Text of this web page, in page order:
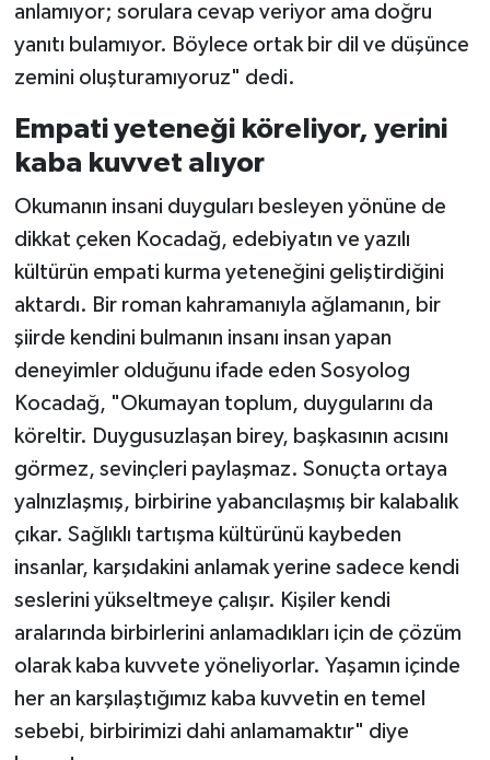
anlamıyor; sorulara cevap veriyor ama doğru
yanıtı bulamıyor. Böylece ortak bir dil ve düşünce
zemini oluşturamıyoruz" dedi.
Empati yeteneği köreliyor, yerini
kaba kuvvet alıyor
Okumanın insani duyguları besleyen yönüne de
dikkat çeken Kocadağ, edebiyatın ve yazılı
kültürün empati kurma yeteneğini geliştirdiğini
aktardı. Bir roman kahramanıyla ağlamanın, bir
şiirde kendini bulmanın insanı insan yapan
deneyimler olduğunu ifade eden Sosyolog
Kocadağ, "Okumayan toplum, duygularını da
köreltir. Duygusuzlaşan birey, başkasının acısını
görmez, sevinçleri paylaşmaz. Sonuçta ortaya
yalnızlaşmış, birbirine yabancılaşmış bir kalabalık
çıkar. Sağlıklı tartışma kültürünü kaybeden
insanlar, karşıdakini anlamak yerine sadece kendi
seslerini yükseltmeye çalışır. Kişiler kendi
aralarında birbirlerini anlamadıkları için de çözüm
olarak kaba kuvvete yöneliyorlar. Yaşamın içinde
her an karşılaştığımız kaba kuvvetin en temel
sebebi, birbirimizi dahi anlamamaktır" diye